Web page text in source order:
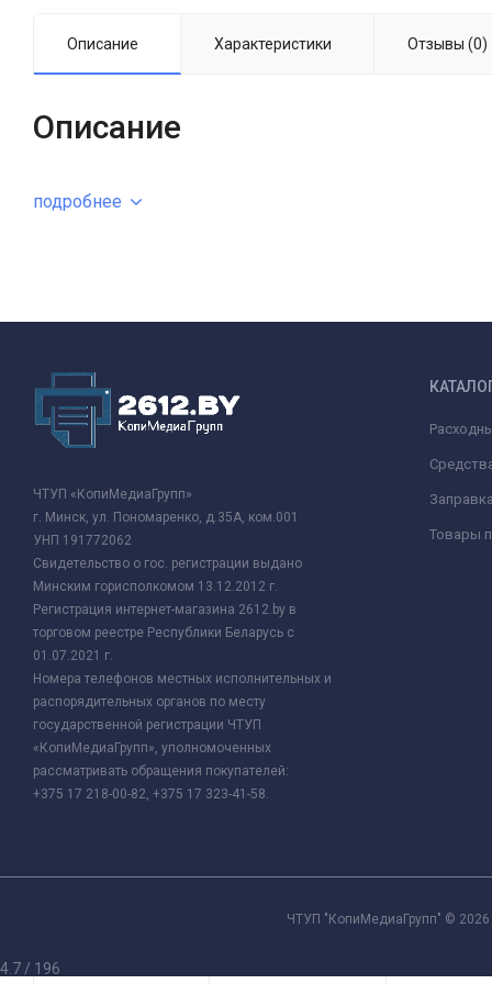
Описание Характеристики Отзывы (0)
Описание
подробнее
ЧТУП «КопиМедиаГрупп»
г. Минск, ул. Пономаренко, д.35А, ком.001
УНП 191772062
Свидетельство о гос. регистрации выдано
Минским горисполкомом 13.12.2012 г.
Регистрация интернет-магазина 2612.by в
торговом реестре Республики Беларусь с
01.07.2021 г.
Номера телефонов местных исполнительных и
распорядительных органов по месту
государственной регистрации ЧТУП
«КопиМедиаГрупп», уполномоченных
рассматривать обращения покупателей:
+375 17 218-00-82, +375 17 323-41-58.
Товары
ЧТУП "КопиМедиаГрупп" ©
4.7 / 196